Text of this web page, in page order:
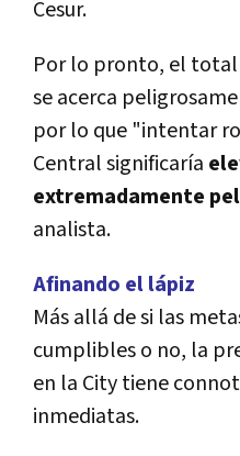
Cesur.
Por lo pronto, el total
se acerca
por lo que "intentar
Central significaría
extremadamente
analista.
Afinando el lápiz
Más allá de si las
cumplibles o no, la
en la City tiene
inmediatas.